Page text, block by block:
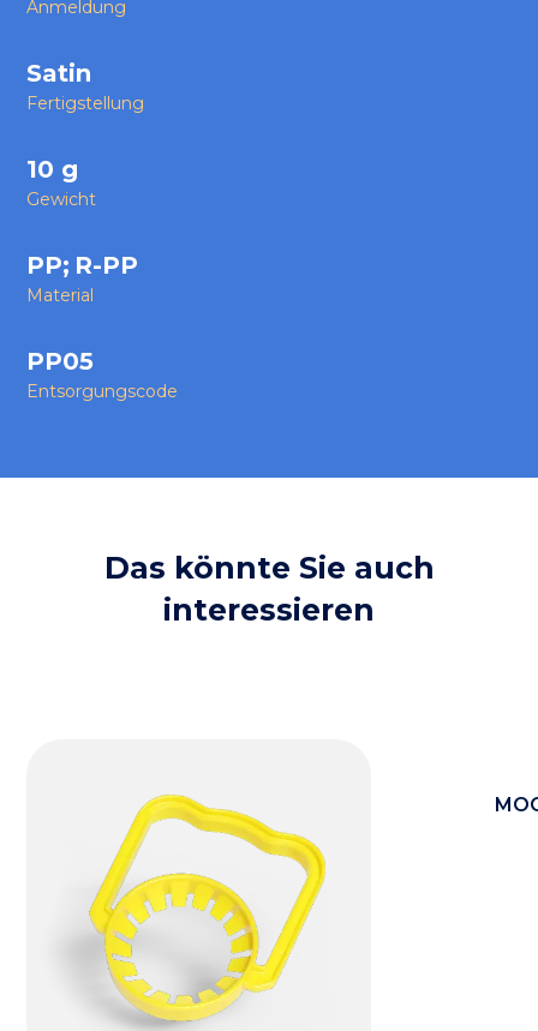
Anmeldung
Satin
Fertigstellung
10 g
Gewicht
PP; R-PP
Material
PP05
Entsorgungscode
Das könnte Sie auch
interessieren